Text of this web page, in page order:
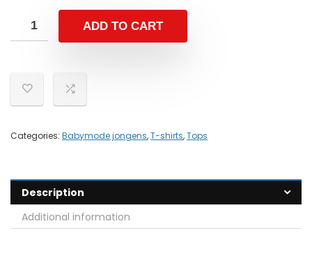
ADD TO CART
Categories: Babymode jongens,T-shirts,Tops
Description
Additional information